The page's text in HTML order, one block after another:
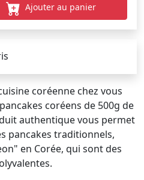
Ajouter au panier
coréenne chez vous
coréens de 500g de
authentique vous permet
pancakes traditionnels,
en Corée, qui sont des